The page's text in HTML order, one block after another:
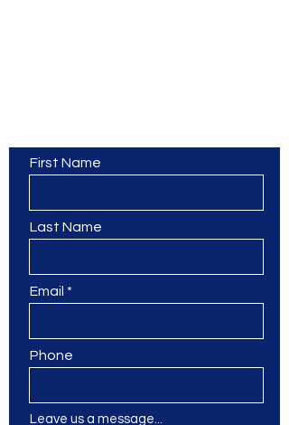
First Name
Last Name
Email
Phone
Leave us a message...